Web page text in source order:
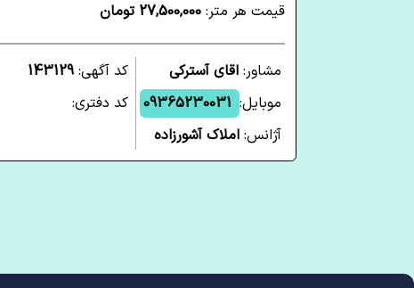
قیمت هر متر: 27,500,000 تومان
مشاور: اقای آسترکی
موبایل: 09365230031
آژانس: املاک آشورزاده
کد آگهی:143129
کد دفتری: